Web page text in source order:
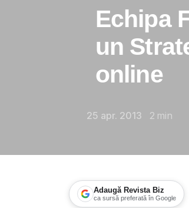
Echipa
un
online
25 apr. 2013 2 min
Adaugă Revista Biz
ca sursă preferată în Google